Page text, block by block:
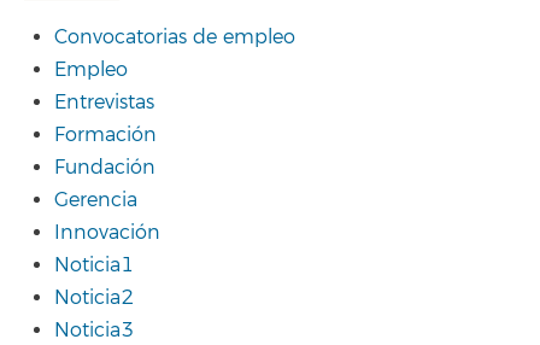
Convocatorias de empleo
Empleo
Entrevistas
Formación
Fundación
Gerencia
Innovación
Noticia1
Noticia2
Noticia3